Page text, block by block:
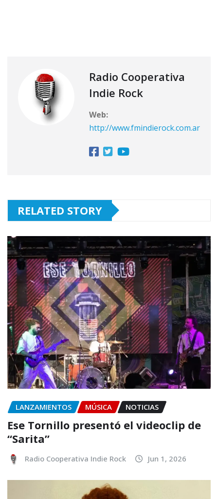
Radio Cooperativa
Indie Rock
Web:
http://www.fmindierock.com.ar
RELATED STORY
LANZAMIENTOS MÚSICA NOTICIAS
Ese Tornillo presentó el videoclip de
“Sarita”
Radio Cooperativa Indie Rock Jun 1, 2026